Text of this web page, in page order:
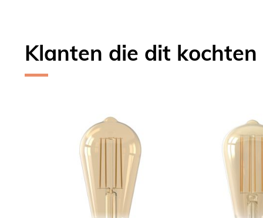
Klanten die dit